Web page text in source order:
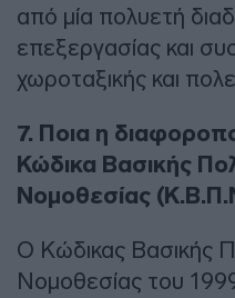
από μία πολυετή
επεξεργασίας και
χωροταξικής και
7. Ποια η
Κώδικα Βασικής
Νομοθεσίας
Ο Κώδικας Βασικής
Νομοθεσίας του